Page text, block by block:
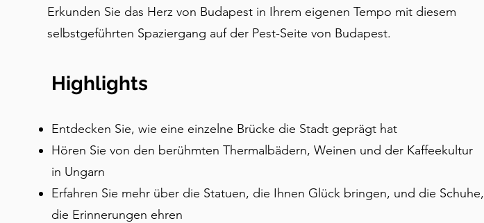
Erkunden Sie das Herz von Budapest in Ihrem eigenen Tempo mit diesem
selbstgeführten Spaziergang auf der Pest-Seite von Budapest.
Highlights
Entdecken Sie, wie eine einzelne Brücke die Stadt geprägt hat
Hören Sie von den berühmten Thermalbädern, Weinen und der Kaffeekultur
in Ungarn
Erfahren Sie mehr über die Statuen, die Ihnen Glück bringen, und die Schuhe,
die Erinnerungen ehren